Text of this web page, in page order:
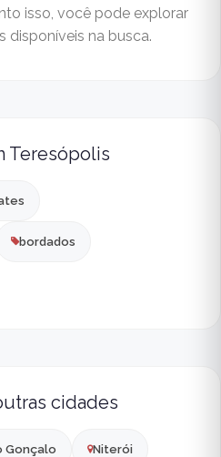
isso, você pode explorar
disponíveis na busca.
Teresópolis
bordados
cidades
Gonçalo Niterói